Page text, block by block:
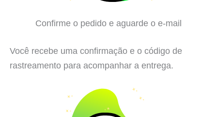
Confirme o pedido e aguarde o e-mail
Você recebe uma confirmação e o código de
rastreamento para acompanhar a entrega.